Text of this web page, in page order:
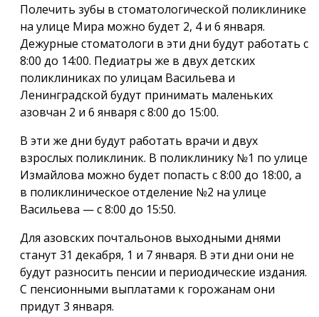
Полечить зубы в стоматологической поликлинике
на улице Мира можно будет 2, 4 и 6 января.
Дежурные стоматологи в эти дни будут работать с
8:00 до 14:00. Педиатры же в двух детских
поликлиниках по улицам Васильева и
Ленинградской будут принимать маленьких
азовчан 2 и 6 января с 8:00 до 15:00.
В эти же дни будут работать врачи и двух
взрослых поликлиник. В поликлинику №1 по улице
Измайлова можно будет попасть с 8:00 до 18:00, а
в поликлиническое отделение №2 на улице
Васильева — с 8:00 до 15:50.
Для азовских почтальонов выходными днями
станут 31 декабря, 1 и 7 января. В эти дни они не
будут разносить пенсии и периодические издания.
С пенсионными выплатами к горожанам они
придут 3 января.